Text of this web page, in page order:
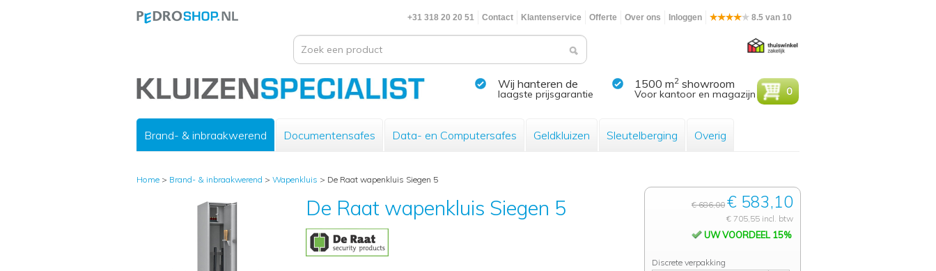
+31 318 20 20 51 Contact Klantenservice Offerte Over ons Inloggen 8.5 van 10
Wij hanteren de
laagste prijsgarantie
1500 m2 showroom
Voor kantoor en magazijn 0
Brand- & inbraakwerend Documentensafes Data- en Computersafes Geldkluizen Sleutelberging Overig
Home > Brand- & inbraakwerend > Wapenkluis > De Raat wapenkluis Siegen 5
De Raat wapenkluis Siegen 5 € 686,00 € 583,10
€ 705,55 incl. btw
UW VOORDEEL 15%
Discrete verpakking